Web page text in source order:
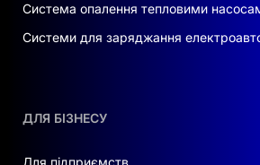
Система опалення тепловими
Системи для заряджання
ДЛЯ БІЗНЕСУ
Для підприємств